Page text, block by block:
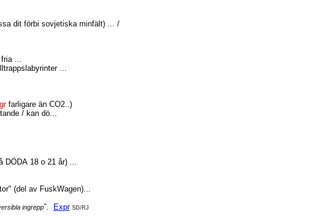
dit förbi sovjetiska minfält) ... /
...
...
farligare än CO2..)
/ kan dö...
DÖDA 18 o 21 år) ...
(del av FuskWagen)...
ingrepp”. Expr SD/RJ